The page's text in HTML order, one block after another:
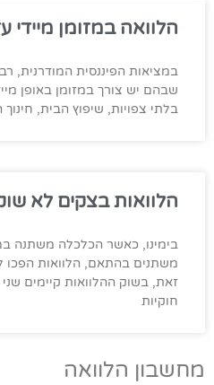
הלוואה במזומן מיידי
במציאות הפיננסית המודרנית,
שבהם יש צורך במזומן באופן
בלתי צפויות, שיפוץ הבית, חינוך
הלוואות בצקים לא
בימינו, כאשר הכלכלה משתנה
משתנים בהתאם, הלוואות הפכו
זאת, בשוק ההלוואות קיימים שני
חוקיות
מחשבון הלוואה